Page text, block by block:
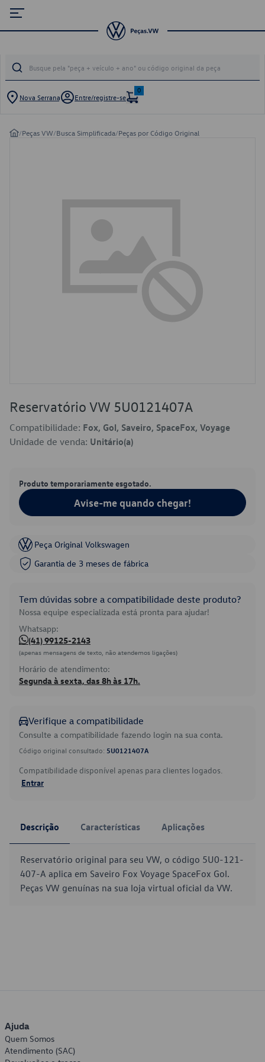
Nova Serrana Entre/registre-se
0
/Peças VW/Busca Simplificada/Peças por Código Original
Reservatório VW 5U0121407A
Compatibilidade: Fox, Gol, Saveiro, SpaceFox, Voyage
Unidade de venda: Unitário(a)
Produto temporariamente esgotado.
Avise-me quando chegar!
Peça Original Volkswagen
Garantia de 3 meses de fábrica
Tem dúvidas sobre a compatibilidade deste produto?
Nossa equipe especializada está pronta para ajudar!
Whatsapp:
(41) 99125-2143
(apenas mensagens de texto, não atendemos ligações)
Horário de atendimento:
Segunda à sexta, das 8h às 17h.
Verifique a compatibilidade
Consulte a compatibilidade fazendo login na sua conta.
Código original consultado: 5U0121407A
Compatibilidade disponível apenas para clientes logados.
Entrar
Descrição Características Aplicações
Reservatório original para seu VW, o código 5U0-121-
407-A aplica em Saveiro Fox Voyage SpaceFox Gol.
Peças VW genuínas na sua loja virtual oficial da VW.
Ajuda
Quem Somos
Atendimento (SAC)